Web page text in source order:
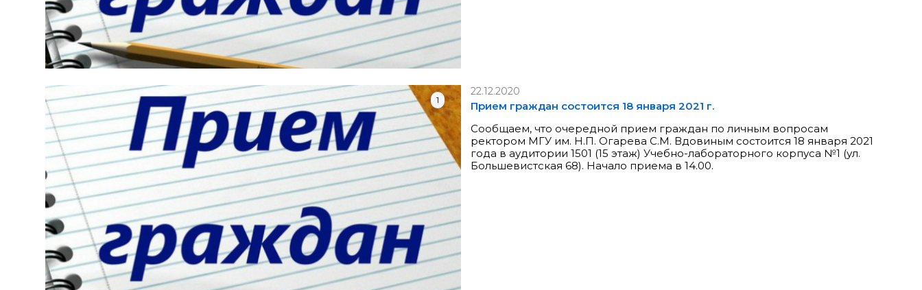
1
22.12.2020
Прием граждан состоится 18 января 2021 г.
Сообщаем, что очередной прием граждан по личным вопросам
ректором МГУ им. Н.П. Огарева С.М. Вдовиным состоится 18 января 2021
года в аудитории 1501 (15 этаж) Учебно-лабораторного корпуса №1 (ул.
Большевистская 68). Начало приема в 14.00.